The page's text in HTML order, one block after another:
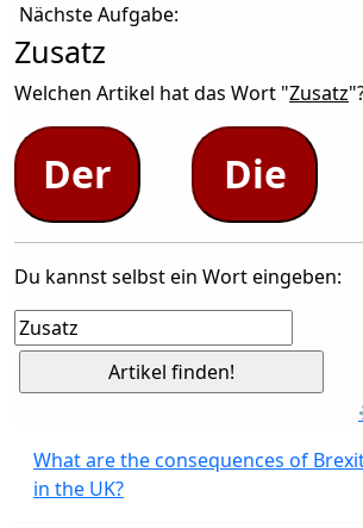
Nächste Aufgabe:
Zusatz
Welchen Artikel hat das Wort "Zusatz
Der Die
Du kannst selbst ein Wort eingeben:
What are the consequences of
in the UK?